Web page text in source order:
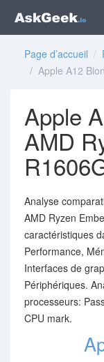
Page d’accueil /
/ Apple A12
Apple
AMD
Analyse
AMD Ryzen
caractéristiques
Performance,
Interfaces de
Périphériques.
processeurs:
CPU mark.